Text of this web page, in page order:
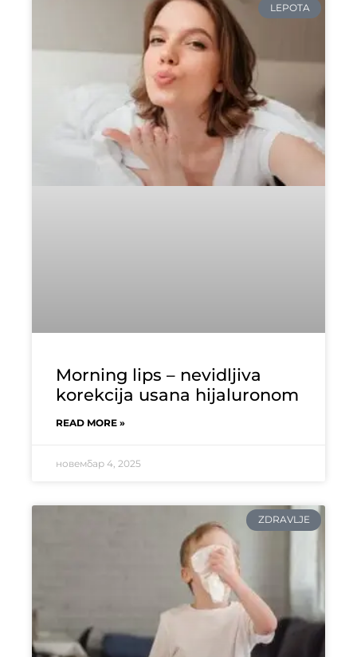
LEPOTA
Morning lips – nevidljiva
korekcija usana hijaluronom
READ MORE »
новембар 4, 2025
ZDRAVLJE